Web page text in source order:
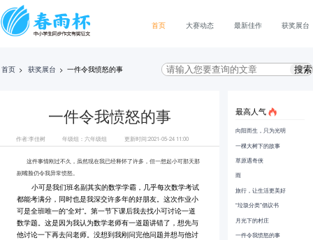
首页 大赛动态 最新佳作 获奖展台
首页 > 获奖展台 > 一件令我愤怒的事
一件令我愤怒的事
作者:李佳树 年级组：六年级组 更新时间:2021-05-24 11:00
这件事情刚过不久，虽然现在我已经释怀了许多，但一想起小可那天那
副嘴脸仍令我异常愤怒。
小可是我们班名副其实的数学学霸，几乎每次数学考试
都能考满分，同时也是我深交许多年的好朋友。这次作业小
可是全班唯一的“全对”。第一节下课后我去找小可讨论一道
数学题。这是因为我认为数学老师有一道题讲错了，想先与
他讨论一下再去问老师。没想到我刚问完他问题并想与他讨
最高人气
向阳而生，只为光明
一棵大树下的故事
草原遇奇侠
雨
旅行，让生活更美好
“垃圾分类”倡议书
月光下的村庄
一件令我愤怒的事